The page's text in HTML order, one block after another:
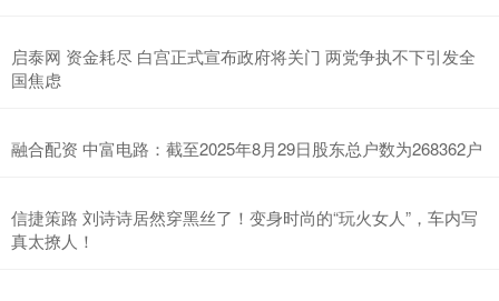
启泰网 资金耗尽 白宫正式宣布政府将关门 两党争执不下引发全
国焦虑
融合配资 中富电路：截至2025年8月29日股东总户数为268362户
信捷策路 刘诗诗居然穿黑丝了！变身时尚的“玩火女人”，车内写
真太撩人！